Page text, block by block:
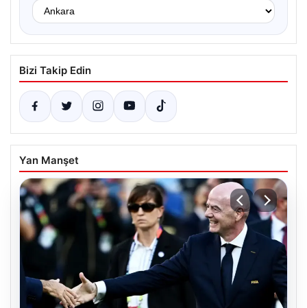
Bizi Takip Edin
Yan Manşet